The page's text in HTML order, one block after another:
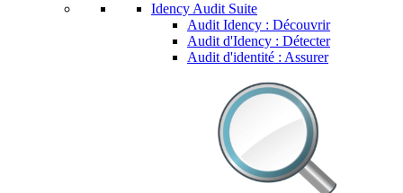
Idency Audit Suite
Audit Idency : Découvrir
Audit d'Idency : Détecter
Audit d'identité : Assurer